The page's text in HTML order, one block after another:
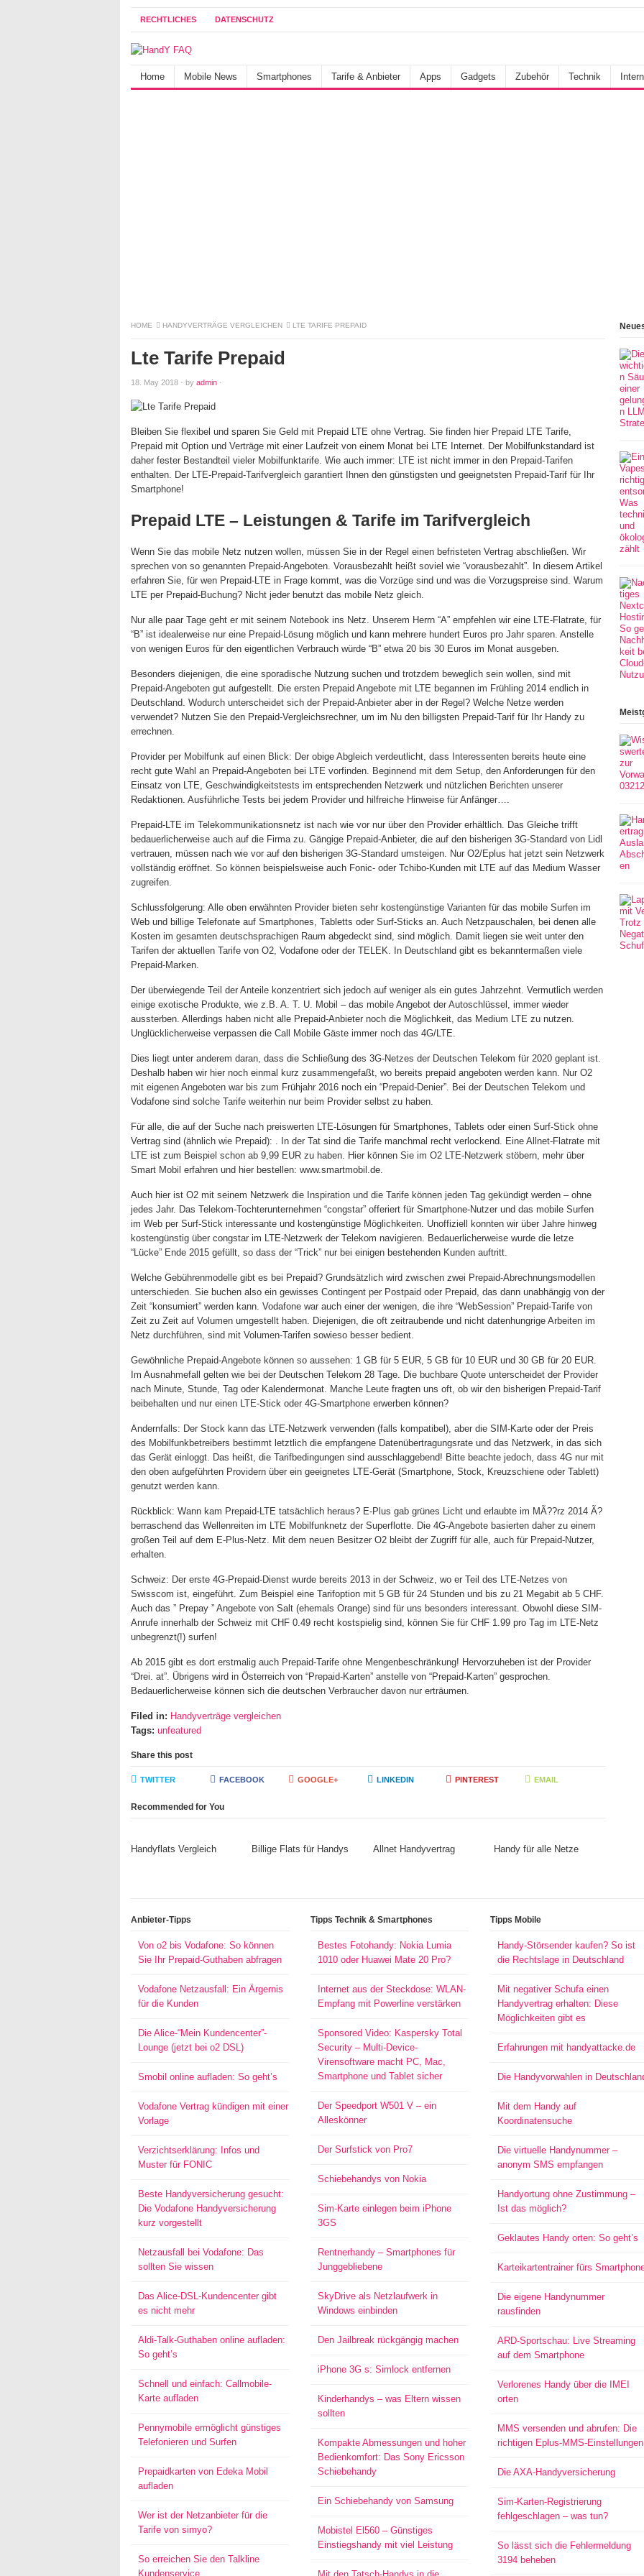
RECHTLICHES DATENSCHUTZ
Home Mobile News Smartphones Tarife & Anbieter Apps Gadgets Zubehör Technik
HOME HANDYVERTRÄGE VERGLEICHEN LTE TARIFE PREPAID
Lte Tarife Prepaid
18. May 2018 · by admin ·
Bleiben Sie flexibel und sparen Sie Geld mit Prepaid LTE ohne Vertrag. Sie finden hier Prepaid LTE Tarife,
Prepaid mit Option und Verträge mit einer Laufzeit von einem Monat bei LTE Internet. Der Mobilfunkstandard ist
daher fester Bestandteil vieler Mobilfunktarife. Wie auch immer: LTE ist nicht immer in den Prepaid-Tarifen
enthalten. Der LTE-Prepaid-Tarifvergleich garantiert Ihnen den günstigsten und geeignetsten Prepaid-Tarif für Ihr
Smartphone!
Prepaid LTE – Leistungen & Tarife im Tarifvergleich
Wenn Sie das mobile Netz nutzen wollen, müssen Sie in der Regel einen befristeten Vertrag abschließen. Wir
sprechen von so genannten Prepaid-Angeboten. Vorausbezahlt heißt soviel wie “vorausbezahlt”. In diesem Artikel
erfahren Sie, für wen Prepaid-LTE in Frage kommt, was die Vorzüge sind und was die Vorzugspreise sind. Warum
LTE per Prepaid-Buchung? Nicht jeder benutzt das mobile Netz gleich.
Nur alle paar Tage geht er mit seinem Notebook ins Netz. Unserem Herrn “A” empfehlen wir eine LTE-Flatrate, für
“B” ist idealerweise nur eine Prepaid-Lösung möglich und kann mehrere hundert Euros pro Jahr sparen. Anstelle
von wenigen Euros für den eigentlichen Verbrauch würde “B” etwa 20 bis 30 Euros im Monat ausgeben.
Besonders diejenigen, die eine sporadische Nutzung suchen und trotzdem beweglich sein wollen, sind mit
Prepaid-Angeboten gut aufgestellt. Die ersten Prepaid Angebote mit LTE begannen im Frühling 2014 endlich in
Deutschland. Wodurch unterscheidet sich der Prepaid-Anbieter aber in der Regel? Welche Netze werden
verwendet? Nutzen Sie den Prepaid-Vergleichsrechner, um im Nu den billigsten Prepaid-Tarif für Ihr Handy zu
errechnen.
Provider per Mobilfunk auf einen Blick: Der obige Abgleich verdeutlicht, dass Interessenten bereits heute eine
recht gute Wahl an Prepaid-Angeboten bei LTE vorfinden. Beginnend mit dem Setup, den Anforderungen für den
Einsatz von LTE, Geschwindigkeitstests im entsprechenden Netzwerk und nützlichen Berichten unserer
Redaktionen. Ausführliche Tests bei jedem Provider und hilfreiche Hinweise für Anfänger….
Prepaid-LTE im Telekommunikationsnetz ist nach wie vor nur über den Provider erhältlich. Das Gleiche trifft
bedauerlicherweise auch auf die Firma zu. Gängige Prepaid-Anbieter, die auf den bisherigen 3G-Standard von Lidl
vertrauen, müssen nach wie vor auf den bisherigen 3G-Standard umsteigen. Nur O2/Eplus hat jetzt sein Netzwerk
vollständig eröffnet. So können beispielsweise auch Fonic- oder Tchibo-Kunden mit LTE auf das Medium Wasser
zugreifen.
Schlussfolgerung: Alle oben erwähnten Provider bieten sehr kostengünstige Varianten für das mobile Surfen im
Web und billige Telefonate auf Smartphones, Tabletts oder Surf-Sticks an. Auch Netzpauschalen, bei denen alle
Kosten im gesamten deutschsprachigen Raum abgedeckt sind, sind möglich. Damit liegen sie weit unter den
Tarifen der aktuellen Tarife von O2, Vodafone oder der TELEK. In Deutschland gibt es bekanntermaßen viele
Prepaid-Marken.
Der überwiegende Teil der Anteile konzentriert sich jedoch auf weniger als ein gutes Jahrzehnt. Vermutlich werden
einige exotische Produkte, wie z.B. A. T. U. Mobil – das mobile Angebot der Autoschlüssel, immer wieder
aussterben. Allerdings haben nicht alle Prepaid-Anbieter noch die Möglichkeit, das Medium LTE zu nutzen.
Unglücklicherweise verpassen die Call Mobile Gäste immer noch das 4G/LTE.
Dies liegt unter anderem daran, dass die Schließung des 3G-Netzes der Deutschen Telekom für 2020 geplant ist.
Deshalb haben wir hier noch einmal kurz zusammengefaßt, wo bereits prepaid angeboten werden kann. Nur O2
mit eigenen Angeboten war bis zum Frühjahr 2016 noch ein “Prepaid-Denier”. Bei der Deutschen Telekom und
Vodafone sind solche Tarife weiterhin nur beim Provider selbst zu haben.
Für alle, die auf der Suche nach preiswerten LTE-Lösungen für Smartphones, Tablets oder einen Surf-Stick ohne
Vertrag sind (ähnlich wie Prepaid): . In der Tat sind die Tarife manchmal recht verlockend. Eine Allnet-Flatrate mit
LTE ist zum Beispiel schon ab 9,99 EUR zu haben. Hier können Sie im O2 LTE-Netzwerk stöbern, mehr über
Smart Mobil erfahren und hier bestellen: www.smartmobil.de.
Auch hier ist O2 mit seinem Netzwerk die Inspiration und die Tarife können jeden Tag gekündigt werden – ohne
jedes Jahr. Das Telekom-Tochterunternehmen “congstar” offeriert für Smartphone-Nutzer und das mobile Surfen
im Web per Surf-Stick interessante und kostengünstige Möglichkeiten. Unoffiziell konnten wir über Jahre hinweg
kostengünstig über congstar im LTE-Netzwerk der Telekom navigieren. Bedauerlicherweise wurde die letze
“Lücke” Ende 2015 gefüllt, so dass der “Trick” nur bei einigen bestehenden Kunden auftritt.
Welche Gebührenmodelle gibt es bei Prepaid? Grundsätzlich wird zwischen zwei Prepaid-Abrechnungsmodellen
unterschieden. Sie buchen also ein gewisses Contingent per Postpaid oder Prepaid, das dann unabhängig von der
Zeit “konsumiert” werden kann. Vodafone war auch einer der wenigen, die ihre “WebSession” Prepaid-Tarife von
Zeit zu Zeit auf Volumen umgestellt haben. Diejenigen, die oft zeitraubende und nicht datenhungrige Arbeiten im
Netz durchführen, sind mit Volumen-Tarifen sowieso besser bedient.
Gewöhnliche Prepaid-Angebote können so aussehen: 1 GB für 5 EUR, 5 GB für 10 EUR und 30 GB für 20 EUR.
Im Ausnahmefall gelten wie bei der Deutschen Telekom 28 Tage. Die buchbare Quote unterscheidet der Provider
nach Minute, Stunde, Tag oder Kalendermonat. Manche Leute fragten uns oft, ob wir den bisherigen Prepaid-Tarif
beibehalten und nur einen LTE-Stick oder 4G-Smartphone erwerben können?
Andernfalls: Der Stock kann das LTE-Netzwerk verwenden (falls kompatibel), aber die SIM-Karte oder der Preis
des Mobilfunkbetreibers bestimmt letztlich die empfangene Datenübertragungsrate und das Netzwerk, in das sich
das Gerät einloggt. Das heißt, die Tarifbedingungen sind ausschlaggebend! Bitte beachte jedoch, dass 4G nur mit
den oben aufgeführten Providern über ein geeignetes LTE-Gerät (Smartphone, Stock, Kreuzschiene oder Tablett)
genutzt werden kann.
Rückblick: Wann kam Prepaid-LTE tatsächlich heraus? E-Plus gab grünes Licht und erlaubte im MÃ??rz 2014 Ã?
berraschend das Wellenreiten im LTE Mobilfunknetz der Superflotte. Die 4G-Angebote basierten daher zu einem
großen Teil auf dem E-Plus-Netz. Mit dem neuen Besitzer O2 bleibt der Zugriff für alle, auch für Prepaid-Nutzer,
erhalten.
Schweiz: Der erste 4G-Prepaid-Dienst wurde bereits 2013 in der Schweiz, wo er Teil des LTE-Netzes von
Swisscom ist, eingeführt. Zum Beispiel eine Tarifoption mit 5 GB für 24 Stunden und bis zu 21 Megabit ab 5 CHF.
Auch das ” Prepay ” Angebote von Salt (ehemals Orange) sind für uns besonders interessant. Obwohl diese SIM-
Anrufe innerhalb der Schweiz mit CHF 0.49 recht kostspielig sind, können Sie für CHF 1.99 pro Tag im LTE-Netz
unbegrenzt(!) surfen!
Ab 2015 gibt es dort erstmalig auch Prepaid-Tarife ohne Mengenbeschränkung! Hervorzuheben ist der Provider
“Drei. at”. Übrigens wird in Österreich von “Prepaid-Karten” anstelle von “Prepaid-Karten” gesprochen.
Bedauerlicherweise können sich die deutschen Verbraucher davon nur erträumen.
Filed in: Handyverträge vergleichen
Tags: unfeatured
Share this post
TWITTER FACEBOOK GOOGLE+ LINKEDIN PINTEREST EMAIL
Recommended for You
Handyflats Vergleich Billige Flats für Handys Allnet Handyvertrag Handy für alle Netze
Anbieter-Tipps
Von o2 bis Vodafone: So können
Sie Ihr Prepaid-Guthaben abfragen
Vodafone Netzausfall: Ein Ärgernis
für die Kunden
Die Alice-“Mein Kundencenter”-
Lounge (jetzt bei o2 DSL)
Smobil online aufladen: So geht’s
Vodafone Vertrag kündigen mit einer
Vorlage
Verzichtserklärung: Infos und
Muster für FONIC
Beste Handyversicherung gesucht:
Die Vodafone Handyversicherung
kurz vorgestellt
Netzausfall bei Vodafone: Das
sollten Sie wissen
Das Alice-DSL-Kundencenter gibt
es nicht mehr
Aldi-Talk-Guthaben online aufladen:
So geht’s
Schnell und einfach: Callmobile-
Karte aufladen
Pennymobile ermöglicht günstiges
Telefonieren und Surfen
Prepaidkarten von Edeka Mobil
aufladen
Wer ist der Netzanbieter für die
Tarife von simyo?
So erreichen Sie den Talkline
Kundenservice
Tipps Technik & Smartphones
Bestes Fotohandy: Nokia Lumia
1010 oder Huawei Mate 20 Pro?
Internet aus der Steckdose: WLAN-
Empfang mit Powerline verstärken
Sponsored Video: Kaspersky Total
Security – Multi-Device-
Virensoftware macht PC, Mac,
Smartphone und Tablet sicher
Der Speedport W501 V – ein
Alleskönner
Der Surfstick von Pro7
Schiebehandys von Nokia
Sim-Karte einlegen beim iPhone
3GS
Rentnerhandy – Smartphones für
Junggebliebene
SkyDrive als Netzlaufwerk in
Windows einbinden
Den Jailbreak rückgängig machen
iPhone 3G s: Simlock entfernen
Kinderhandys – was Eltern wissen
sollten
Kompakte Abmessungen und hoher
Bedienkomfort: Das Sony Ericsson
Schiebehandy
Ein Schiebehandy von Samsung
Mobistel El560 – Günstiges
Einstiegshandy mit viel Leistung
Tipps Mobile
Handy-Störsender kaufen? So ist
die Rechtslage in Deutschland
Mit negativer Schufa einen
Handyvertrag erhalten: Diese
Möglichkeiten gibt es
Erfahrungen mit handyattacke.de
Die Handyvorwahlen in
Mit dem Handy auf
Koordinatensuche
Die virtuelle Handynummer –
anonym SMS empfangen
Handyortung ohne Zustimmung –
Ist das möglich?
Geklautes Handy orten: So geht’s
Karteikartentrainer fürs
Die eigene Handynummer
rausfinden
ARD-Sportschau: Live Streaming
auf dem Smartphone
Verlorenes Handy über die IMEI
orten
MMS versenden und abrufen: Die
richtigen Eplus-MMS-Einstellungen
Die AXA-Handyversicherung
Sim-Karten-Registrierung
fehlgeschlagen – was tun?
So lässt sich die Fehlermeldung
3194 beheben